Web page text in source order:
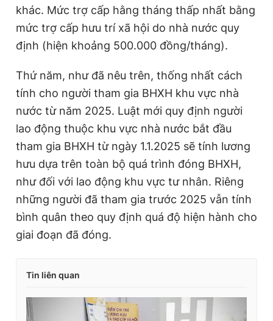
khác. Mức trợ cấp hằng tháng thấp nhất bằng
mức trợ cấp hưu trí xã hội do nhà nước quy
định (hiện khoảng 500.000 đồng/tháng).
Thứ năm, như đã nêu trên, thống nhất cách
tính cho người tham gia BHXH khu vực nhà
nước từ năm 2025. Luật mới quy định người
lao động thuộc khu vực nhà nước bắt đầu
tham gia BHXH từ ngày 1.1.2025 sẽ tính lương
hưu dựa trên toàn bộ quá trình đóng BHXH,
như đối với lao động khu vực tư nhân. Riêng
những người đã tham gia trước 2025 vẫn tính
bình quân theo quy định quá độ hiện hành cho
giai đoạn đã đóng.
Tin liên quan